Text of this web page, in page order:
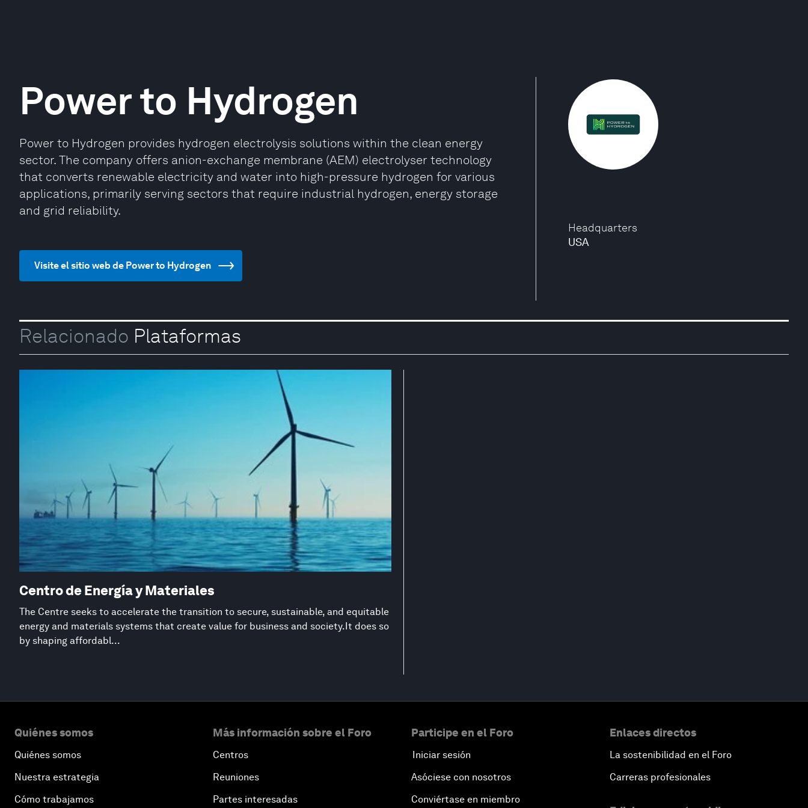
Headquarters
USA
Power to Hydrogen
Power to Hydrogen provides hydrogen electrolysis solutions within the clean energy
sector. The company offers anion-exchange membrane (AEM) electrolyser technology
that converts renewable electricity and water into high-pressure hydrogen for various
applications, primarily serving sectors that require industrial hydrogen, energy storage
and grid reliability.
Visite el sitio web de Power to Hydrogen
Relacionado Plataformas
Centro de Energía y Materiales
The Centre seeks to accelerate the transition to secure, sustainable, and equitable
energy and materials systems that create value for business and society.It does so
by shaping affordabl...
Quiénes somos
Quiénes somos
Nuestra estrategia
Cómo trabajamos
Más información sobre el Foro
Centros
Reuniones
Partes interesadas
Participe en el Foro
Iniciar sesión
Asóciese con nosotros
Conviértase en miembro
Enlaces directos
La sostenibilidad en el Foro
Carreras profesionales